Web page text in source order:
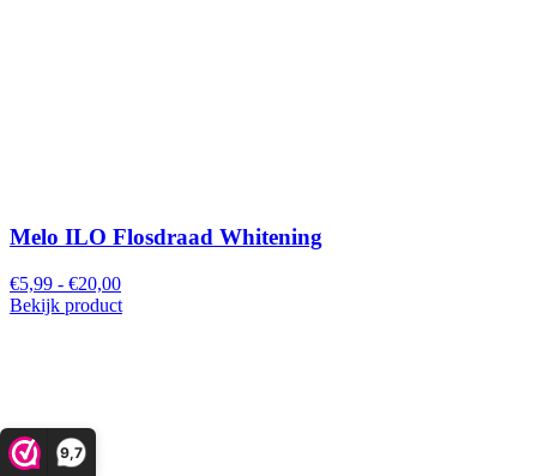
9,7
Melo ILO Flosdraad Whitening
€5,99 - €20,00
Bekijk product